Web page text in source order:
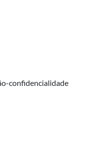
confidencialidade